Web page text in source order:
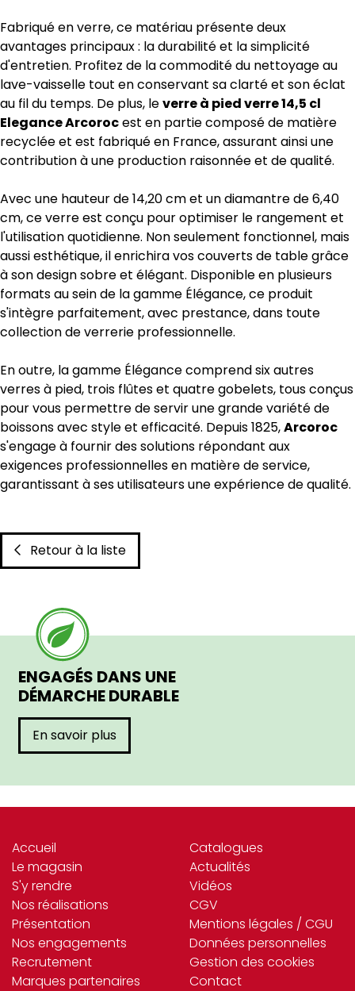
Fabriqué en verre, ce matériau présente deux
avantages principaux : la durabilité et la simplicité
d'entretien. Profitez de la commodité du nettoyage au
lave-vaisselle tout en conservant sa clarté et son éclat
au fil du temps. De plus, leverre à pied verre 14,5 cl
Elegance Arcorocest en partie composé de matière
recyclée et est fabriqué en France, assurant ainsi une
contribution à une production raisonnée et de qualité.
Avec une hauteur de 14,20 cm et un diamantre de 6,40
cm, ce verre est conçu pour optimiser le rangement et
l'utilisation quotidienne. Non seulement fonctionnel, mais
aussi esthétique, il enrichira vos couverts de table grâce
à son design sobre et élégant. Disponible en plusieurs
formats au sein de la gamme Élégance, ce produit
s'intègre parfaitement, avec prestance, dans toute
collection de verrerie professionnelle.
En outre, la gamme Élégance comprend six autres
verres à pied, trois flûtes et quatre gobelets, tous conçus
pour vous permettre de servir une grande variété de
boissons avec style et efficacité. Depuis 1825,Arcoroc
s'engage à fournir des solutions répondant aux
exigences professionnelles en matière de service,
garantissant à ses utilisateurs une expérience de qualité.
Retour à la liste
ENGAGÉS DANS UNE
DÉMARCHE DURABLE
En savoir plus
Accueil
Le magasin
S'y rendre
Nos réalisations
Présentation
Nos engagements
Recrutement
Marques partenaires
Catalogues
Actualités
Vidéos
CGV
Mentions légales / CGU
Données personnelles
Gestion des cookies
Contact